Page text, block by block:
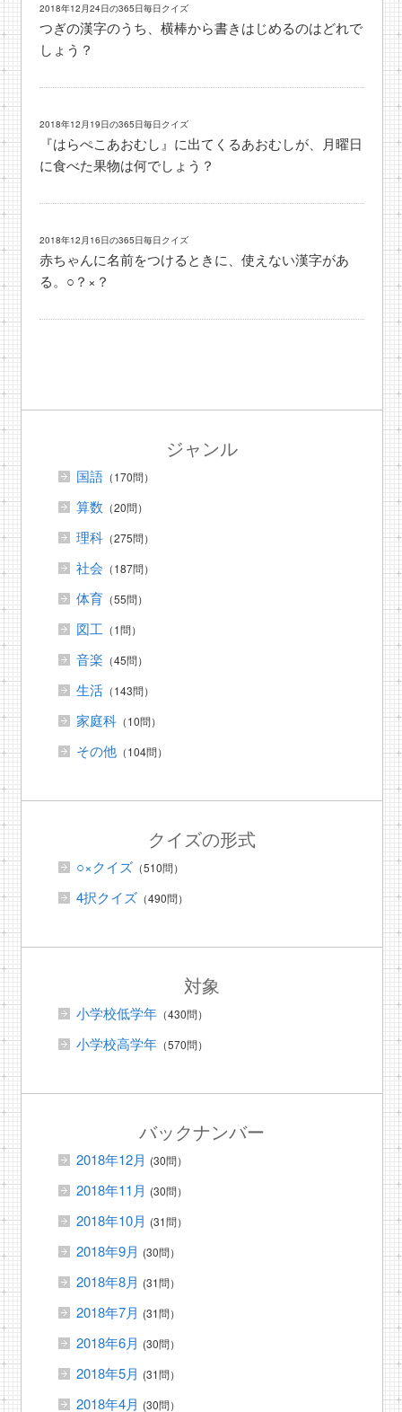
2018年12月24日の365日毎日クイズ
つぎの漢字のうち、横棒から書きはじめるのはどれで
しょう？
2018年12月19日の365日毎日クイズ
『はらぺこあおむし』に出てくるあおむしが、月曜日
に食べた果物は何でしょう？
2018年12月16日の365日毎日クイズ
赤ちゃんに名前をつけるときに、使えない漢字があ
る。○？×？
ジャンル
国語（170問）
算数 （20問）
理科（275問）
社会 （187問）
体育（55問）
図工 （1問）
音楽 （45問）
生活（143問）
家庭科（10問）
その他（104問）
クイズの形式
○×クイズ（510問）
4択クイズ（490問）
対象
小学校低学年（430問）
小学校高学年（570問）
バックナンバー
2018年12月 (30問）
2018年11月 (30問）
2018年10月 (31問）
2018年9月 (30問）
2018年8月 (31問）
2018年7月 (31問）
2018年6月 (30問）
2018年5月 (31問）
2018年4月 (30問）